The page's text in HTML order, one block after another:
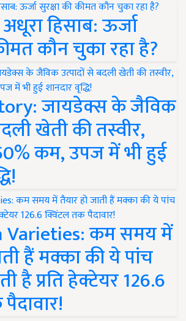
हिसाब: ऊर्जा
कौन चुका रहा है?
जायडेक्स के जैविक
खेती की तस्वीर,
कम, उपज में भी हुई
Varieties: कम समय में
हैं मक्का की ये पांच
है प्रति हेक्टेयर 126.6